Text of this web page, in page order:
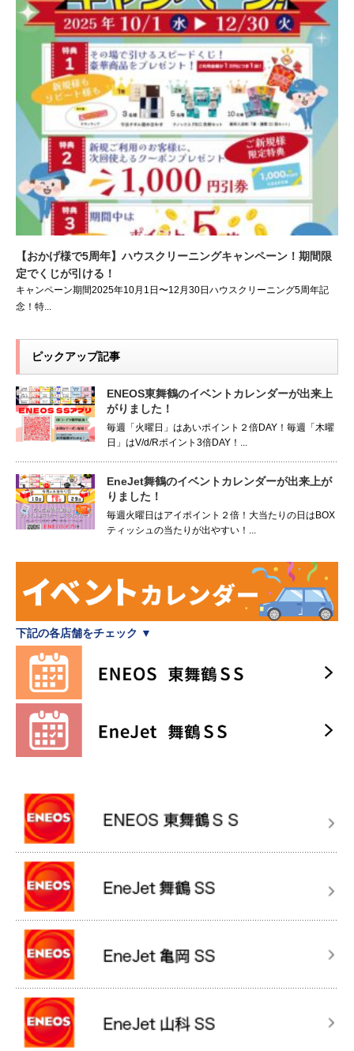
【おかげ様で5周年】ハウスクリーニングキャンペーン！期間限
定でくじが引ける！
キャンペーン期間2025年10月1日〜12月30日ハウスクリーニング5周年記
念！特...
ピックアップ記事
ENEOS東舞鶴のイベントカレンダーが出来上
がりました！
毎週「火曜日」はあいポイント２倍DAY！毎週「木曜
日」はV/d/Rポイント3倍DAY！...
EneJet舞鶴のイベントカレンダーが出来上が
りました！
毎週火曜日はアイポイント２倍！大当たりの日はBOX
ティッシュの当たりが出やすい！...
下記の各店舗をチェック ▼